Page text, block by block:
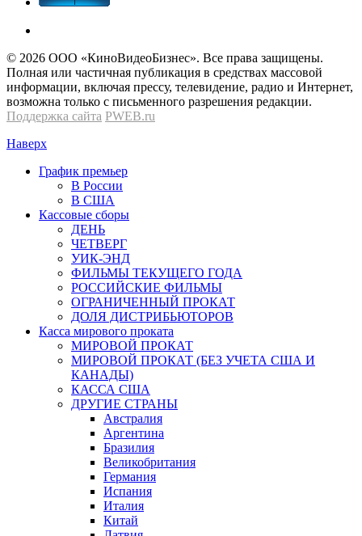
© 2026 OOО «КиноВидеоБизнес». Все права защищены.
Полная или частичная публикация в средствах массовой
информации, включая прессу, телевидение, радио и Интернет,
возможна только с письменного разрешения редакции.
Поддержка сайта PWEB.ru
Наверх
График премьер
В России
В США
Кассовые сборы
ДЕНЬ
ЧЕТВЕРГ
УИК-ЭНД
ФИЛЬМЫ ТЕКУЩЕГО ГОДА
РОССИЙСКИЕ ФИЛЬМЫ
ОГРАНИЧЕННЫЙ ПРОКАТ
ДОЛЯ ДИСТРИБЬЮТОРОВ
Касса мирового проката
МИРОВОЙ ПРОКАТ
МИРОВОЙ ПРОКАТ (БЕЗ УЧЕТА США И
КАНАДЫ)
КАССА США
ДРУГИЕ СТРАНЫ
Австралия
Аргентина
Бразилия
Великобритания
Германия
Испания
Италия
Китай